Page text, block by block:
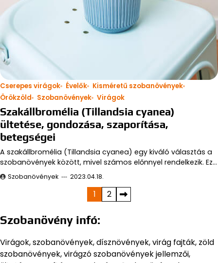
Cserepes virágok Évelők
Kisméretű szobanövények
Örökzöld
Szobanövények Virágok
Szakállbromélia (Tillandsia cyanea)
ültetése, gondozása, szaporítása,
betegségei
A szakállbromélia (Tillandsia cyanea) egy kiváló választás a
szobanövények között, mivel számos előnnyel rendelkezik. Ez…
Szobanövények 2023.04.18.
lapozása
1 2
Szobanövény infó:
Virágok, szobanövények, dísznövények, virág fajták, zöld
szobanövények, virágzó szobanövények jellemzői,